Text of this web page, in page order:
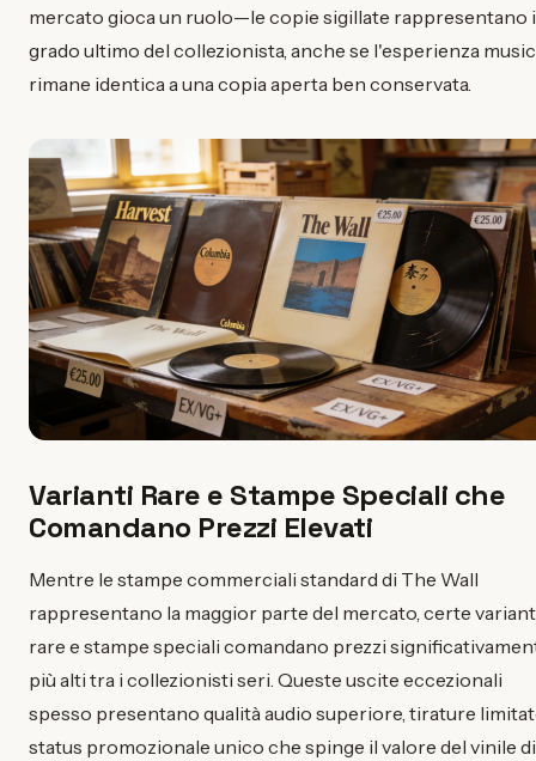
mercato gioca un ruolo—le copie sigillate rappresentano
grado ultimo del collezionista, anche se l'esperienza
rimane identica a una copia aperta ben conservata.
Varianti Rare e Stampe Speciali che
Comandano Prezzi Elevati
Mentre le stampe commerciali standard di The Wall
rappresentano la maggior parte del mercato, certe
rare e stampe speciali comandano prezzi
più alti tra i collezionisti seri. Queste uscite eccezionali
spesso presentano qualità audio superiore, tirature
status promozionale unico che spinge il valore del vinile di